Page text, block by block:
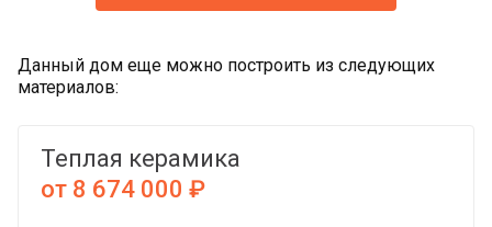
Данный дом еще можно построить из следующих
материалов:
Теплая керамика
от 8 674 000 ₽